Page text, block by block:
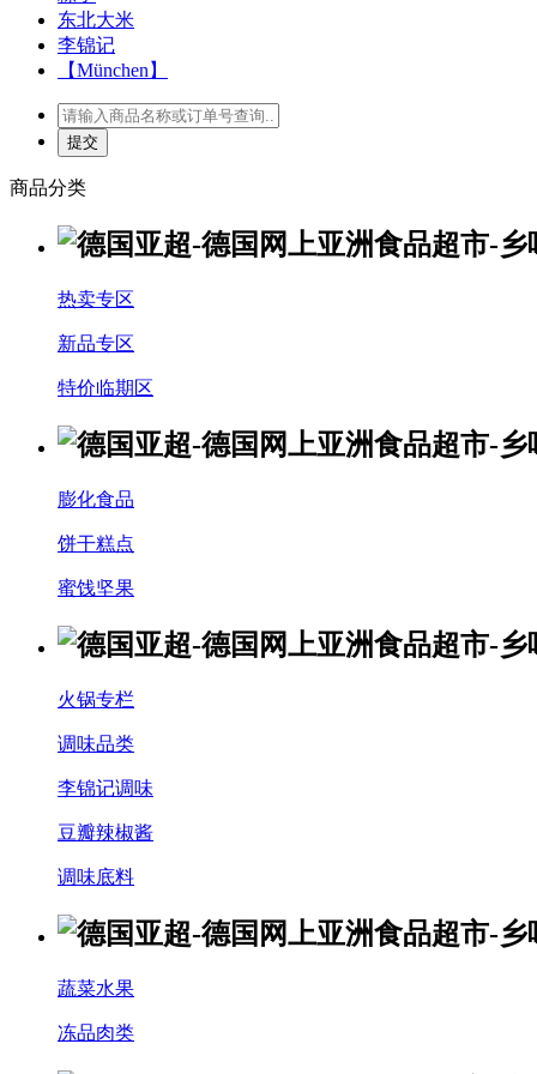
东北大米
李锦记
【München】
商品分类
热卖专区
新品专区
特价临期区
膨化食品
饼干糕点
蜜饯坚果
火锅专栏
调味品类
李锦记调味
豆瓣辣椒酱
调味底料
蔬菜水果
冻品肉类